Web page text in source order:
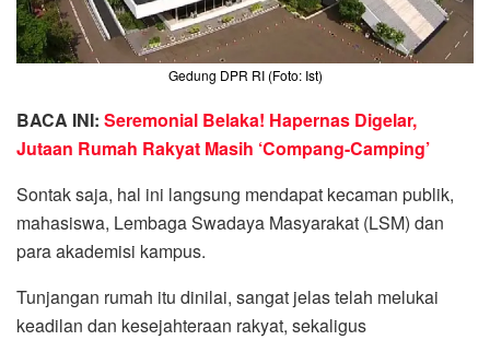
Gedung DPR RI (Foto: Ist)
BACA INI: Seremonial Belaka! Hapernas Digelar,
Jutaan Rumah Rakyat Masih ‘Compang-Camping’
Sontak saja, hal ini langsung mendapat kecaman publik,
mahasiswa, Lembaga Swadaya Masyarakat (LSM) dan
para akademisi kampus.
Tunjangan rumah itu dinilai, sangat jelas telah melukai
keadilan dan kesejahteraan rakyat, sekaligus